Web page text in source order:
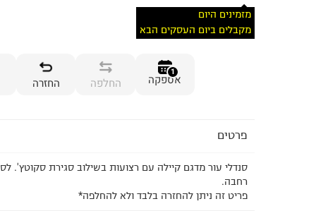
מזמינים היום
מקבלים ביום העסקים הבא
1
אספקה החלפה החזרה
פרטים
סנדלי עור מדגם קיילה עם רצועות בשילוב סגירת סקוטץ'.
רחבה.
פריט זה ניתן להחזרה בלבד ולא להחלפה*